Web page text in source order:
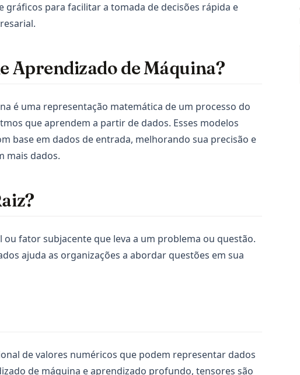
gráficos para facilitar a tomada de decisões rápida e
Aprendizado de Máquina?
é uma representação matemática de um processo do
que aprendem a partir de dados. Esses modelos
base em dados de entrada, melhorando sua precisão e
mais dados.
ou fator subjacente que leva a um problema ou questão.
ajuda as organizações a abordar questões em sua
de valores numéricos que podem representar dados
de máquina e aprendizado profundo, tensores são